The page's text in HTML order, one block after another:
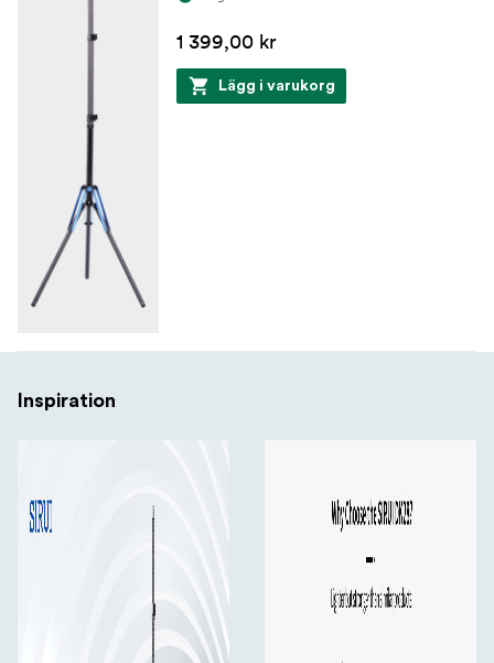
1 399,00 kr
Lägg i varukorg
Inspiration